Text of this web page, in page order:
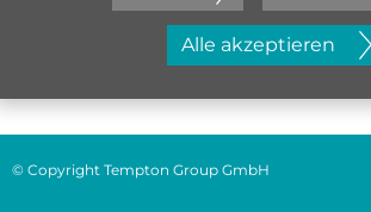
Jetzt initiativ bewerben
Alle akzeptieren
© Copyright Tempton Group GmbH